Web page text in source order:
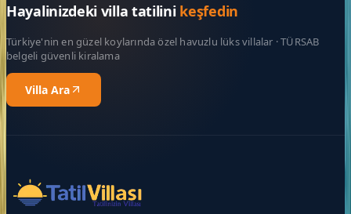
Hayalinizdeki villa tatilini keşfedin
Türkiye'nin en güzel koylarında özel havuzlu lüks villalar · TÜRSAB
belgeli güvenli kiralama
Villa Ara